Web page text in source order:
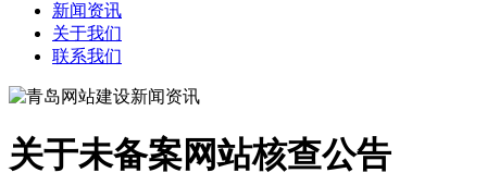
新闻资讯
关于我们
联系我们
关于未备案网站核查公告